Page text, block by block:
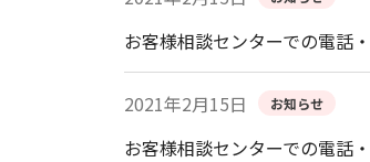
お客様相談センターでの電話
2021年2月15日 お知らせ
お客様相談センターでの電話